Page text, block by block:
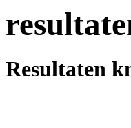
Resultaten